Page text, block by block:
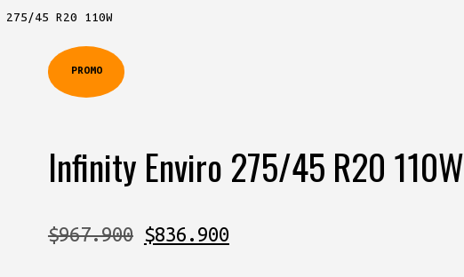
45 R20 110W
PROMO
Infinity Enviro 275/45 R20 110W
$967.900 El
$836.900El